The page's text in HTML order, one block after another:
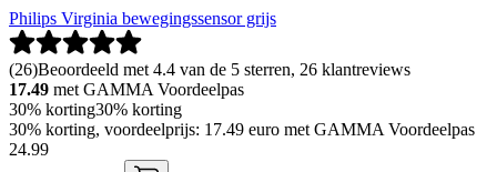
Philips Virginia bewegingssensor grijs
(26)Beoordeeld met 4.4 van de 5 sterren, 26 klantreviews
17.49 met GAMMA Voordeelpas
30% korting30% korting
30% korting, voordeelprijs: 17.49 euro met GAMMA Voordeelpas
24.99